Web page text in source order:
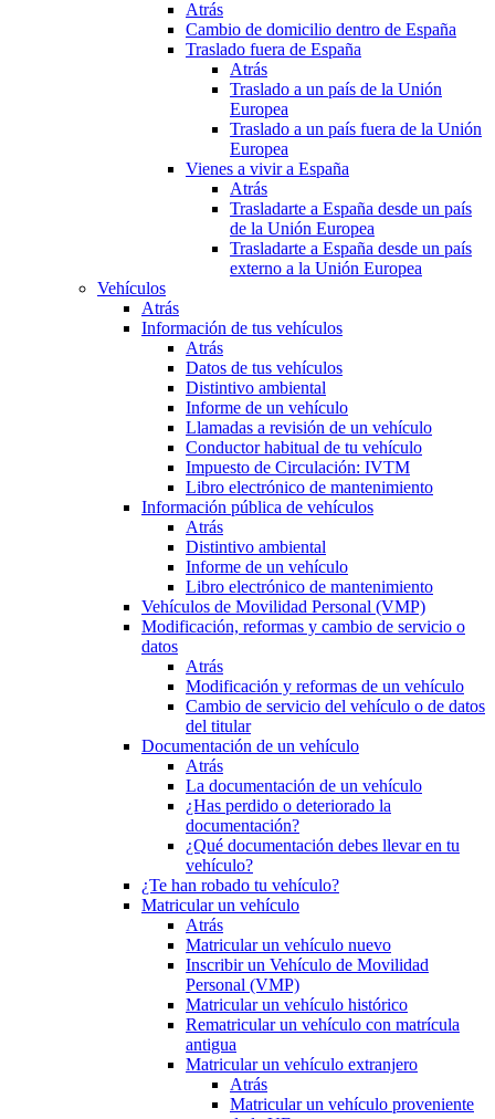
Atrás
Cambio de domicilio dentro de España
Traslado fuera de España
Atrás
Traslado a un país de la Unión
Europea
Traslado a un país fuera de la Unión
Europea
Vienes a vivir a España
Atrás
Trasladarte a España desde un país
de la Unión Europea
Trasladarte a España desde un país
externo a la Unión Europea
Vehículos
Atrás
Información de tus vehículos
Atrás
Datos de tus vehículos
Distintivo ambiental
Informe de un vehículo
Llamadas a revisión de un vehículo
Conductor habitual de tu vehículo
Impuesto de Circulación: IVTM
Libro electrónico de mantenimiento
Información pública de vehículos
Atrás
Distintivo ambiental
Informe de un vehículo
Libro electrónico de mantenimiento
Vehículos de Movilidad Personal (VMP)
Modificación, reformas y cambio de servicio o
datos
Atrás
Modificación y reformas de un vehículo
Cambio de servicio del vehículo o de datos
del titular
Documentación de un vehículo
Atrás
La documentación de un vehículo
¿Has perdido o deteriorado la
documentación?
¿Qué documentación debes llevar en tu
vehículo?
¿Te han robado tu vehículo?
Matricular un vehículo
Atrás
Matricular un vehículo nuevo
Inscribir un Vehículo de Movilidad
Personal (VMP)
Matricular un vehículo histórico
Rematricular un vehículo con matrícula
antigua
Matricular un vehículo extranjero
Atrás
Matricular un vehículo proveniente